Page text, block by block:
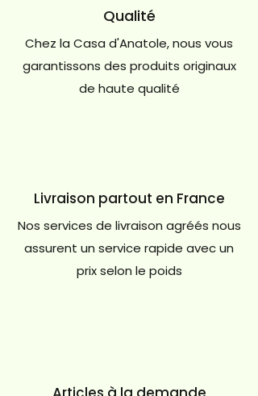
Qualité
Chez la Casa d'Anatole, nous vous
garantissons des produits originaux
de haute qualité
Livraison partout en France
Nos services de livraison agréés nous
assurent un service rapide avec un
prix selon le poids